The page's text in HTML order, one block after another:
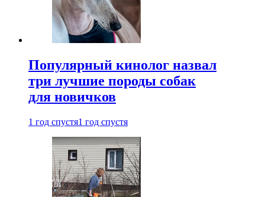
Популярный кинолог назвал
три лучшие породы собак
для новичков
1 год спустя1 год спустя